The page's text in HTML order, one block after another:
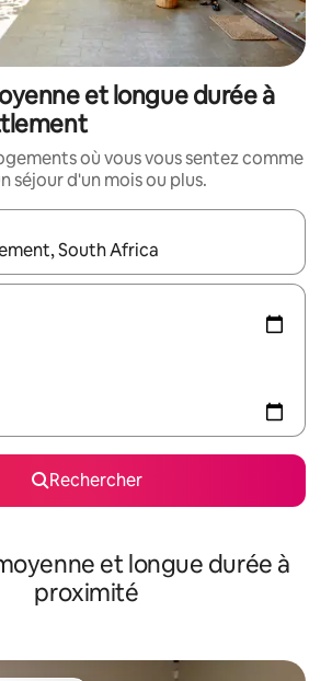
et longue durée à
où vous vous sentez comme
séjour d'un mois ou plus.
s'affichent, utilisez les flèches vers le
Rechercher
et longue durée à
proximité